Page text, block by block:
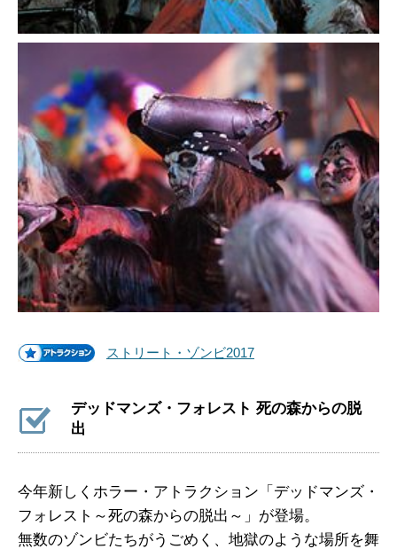
ストリート・ゾンビ2017
デッドマンズ・フォレスト 死の森からの脱
出
今年新しくホラー・アトラクション「デッドマンズ・
フォレスト～死の森からの脱出～」が登場。
無数のゾンビたちがうごめく、地獄のような場所を舞